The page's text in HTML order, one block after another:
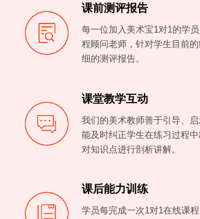
课前测评报告
每一位加入美术宝1对1的学
程顾问老师，针对学生目前
细的测评报告。
课堂教学互动
我们的美术教师善于引导、
能及时纠正学生在练习过程
对知识点进行剖析讲解。
课后能力训练
学员每完成一次1对1在线课